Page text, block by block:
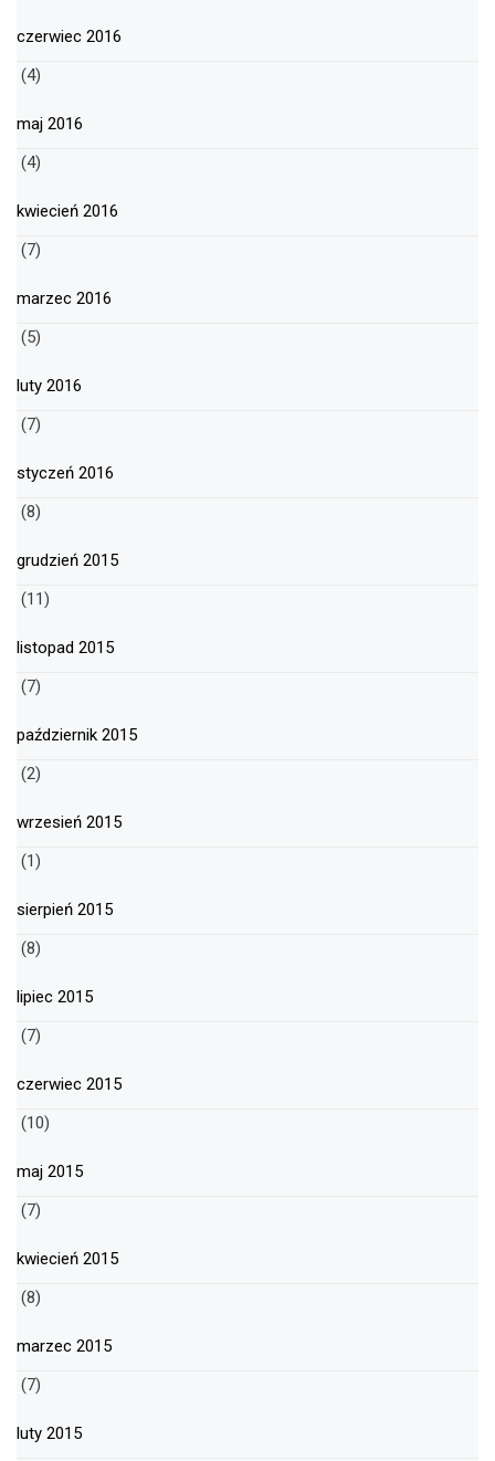
czerwiec 2016
(4)
maj 2016
(4)
kwiecień 2016
(7)
marzec 2016
(5)
luty 2016
(7)
styczeń 2016
(8)
grudzień 2015
(11)
listopad 2015
(7)
październik 2015
(2)
wrzesień 2015
(1)
sierpień 2015
(8)
lipiec 2015
(7)
czerwiec 2015
(10)
maj 2015
(7)
kwiecień 2015
(8)
marzec 2015
(7)
luty 2015